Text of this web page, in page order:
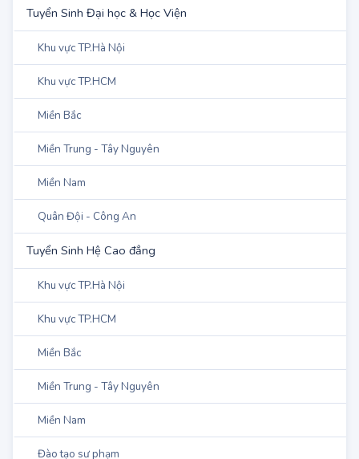
Trường Đại học Luật – ĐH Huế tuyển sinh
sau ĐH đợt 1 năm 2023
Đồng Nai
Trường Đại học Đồng Nai
Tuyển Sinh Đại học & Học Viện
Khu vực TP.Hà Nội
Khu vực TP.HCM